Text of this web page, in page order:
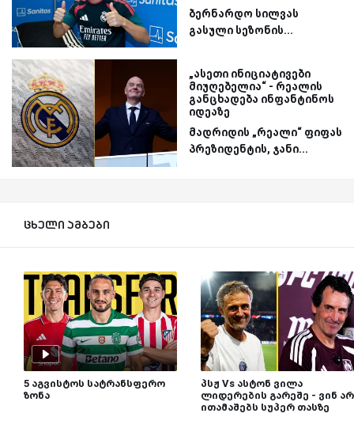
ბერნარდო სილვას
გასული სეზონის...
„ასეთი ინიციატივები
მიუღებელია“ - რეალის
განცხადება ინფანტინოს
იდეაზე
მადრიდის „რეალი“ ფიფას
პრეზიდენტის, ჯანი...
ცხელი ამბები
5 აგვისტოს სატრანსფერო
ზონა
პსჟ Vs ასტონ ვილა
ლიდერების გარეშე - ვინ არ
ითამაშებს სუპერ თასზე